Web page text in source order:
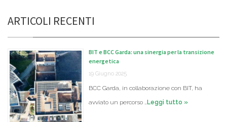
ARTICOLI RECENTI
BIT e BCC Garda: una sinergia per la transizione
energetica
19 Giugno 2025
BCC Garda, in collaborazione con BIT, ha
avviato un percorso …Leggi tutto »